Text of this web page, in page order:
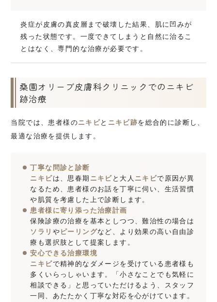
炎症が皮膚の真皮層まで破壊した結果、肌に凹みが
残った状態です。一度できてしまうと自然に治るこ
とはなく、専門的な治療が必要です。
桑園オリーブ皮膚科クリニックでのニキビ
跡治療
当院では、患者様のニキビと ニキビ跡を総合的に診断し、
最適な治療を提供します。
丁寧な問診と診断
ニキビは、思春期 ニキビと大人 ニキビで原因が異
なるため、患者様のお話を丁寧に伺い、生活習慣
や肌質を考慮した上で診断します。
患者様に寄り添った治療計画
保険診療の治療を基本としつつ、難治性の場合は
ソラリ やピーリングなど、より効果の高い自由診
療も選択肢として提案します。
安心できる治療環境
ニキビで精神的なダメージを受けている患者様も
多くいらっしゃいます。「小さなことでも気軽に
相談できる」と思っていただけるよう、スタッフ
一同、あたたかく丁寧な対応を心がけています。